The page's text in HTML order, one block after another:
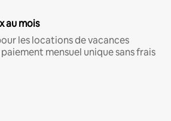
au mois
les locations de vacances
mensuel unique sans frais